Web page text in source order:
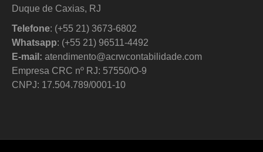
Duque de Caxias, RJ
Telefone: (+55 21) 3673-6802
Whatsapp: (+55 21) 96511-4492
E-mail: atendimento@acrwcontabilidade.com
Empresa CRC nº RJ: 57550/O-9
CNPJ: 17.504.789/0001-10